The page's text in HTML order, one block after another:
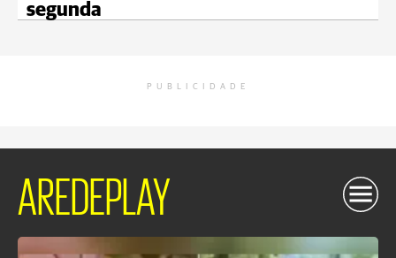
segunda
PUBLICIDADE
AREDEPLAY